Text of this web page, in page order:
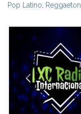
Pop Latino Reggaeton